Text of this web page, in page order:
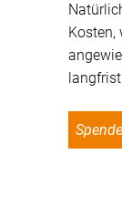
Kosten,